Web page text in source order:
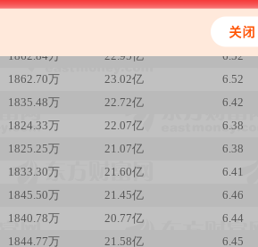
1852.11万 23.68亿 6.48
6.46
1862.84万 22.95亿 6.52
1862.70万 23.02亿 6.52
1835.48万 22.72亿 6.42
1824.33万 22.07亿 6.38
1825.25万 21.07亿 6.38
1833.30万 21.60亿 6.41
1845.50万 21.45亿 6.46
1840.78万 20.77亿 6.44
1844.77万 21.58亿 6.45